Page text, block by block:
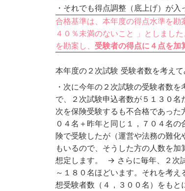
・それでも得点調整（底上げ）が入
合格基準は、本年度の得点水準を勘
４０％未満のないこと 」としまし
を勘案し、 受験者の得点に４点を加
本年度の２次試験 受験者数を考えて
・次に今年の２次試験の受験者数
で、２次試験申込者数が５１３０
次を保険受験するも不合格であっ
０４名＋昨年と同じ１，７０４名
険で受験したが（運営や法務の難
もいるので、そうした方の人数を
想定します。 → さらに毎年、２次
～１８０名ほどいます。それを考
想受験者数（４，３００名）をも